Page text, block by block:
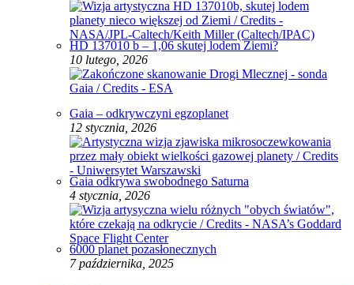
HD 137010 b – 1,06 skutej lodem Ziemi?
10 lutego, 2026
Gaia – odkrywczyni egzoplanet
12 stycznia, 2026
Gaia odkrywa swobodnego Saturna
4 stycznia, 2026
6000 planet pozasłonecznych
7 października, 2025